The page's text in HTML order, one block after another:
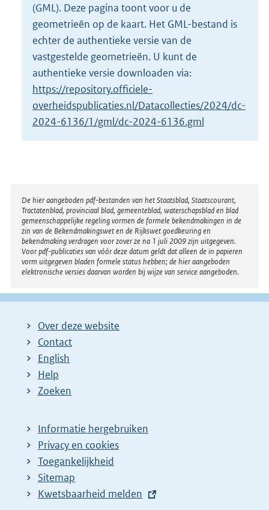
t
e
7
5
1
(GML). Deze pagina toont voor u de
geometrieën op de kaart. Het GML-bestand is
echter de authentieke versie van de
vastgestelde geometrieën. U kunt de
authentieke versie downloaden via:
https://repository.officiele-
overheidspublicaties.nl/Datacollecties/2024/dc-
2024-6136/1/gml/dc-2024-6136.gml
Disclaimer
De hier aangeboden pdf-bestanden van het Staatsblad, Staatscourant,
Tractatenblad, provinciaal blad, gemeenteblad, waterschapsblad en blad
gemeenschappelijke regeling vormen de formele bekendmakingen in de
zin van de Bekendmakingswet en de Rijkswet goedkeuring en
bekendmaking verdragen voor zover ze na 1 juli 2009 zijn uitgegeven.
Voor pdf-publicaties van vóór deze datum geldt dat alleen de in papieren
vorm uitgegeven bladen formele status hebben; de hier aangeboden
elektronische versies daarvan worden bij wijze van service aangeboden.
Over deze website
Contact
English
Help
Zoeken
Informatie hergebruiken
Privacy en cookies
Toegankelijkheid
Sitemap
E
Kwetsbaarheid melden